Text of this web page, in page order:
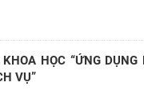
HỌC “ỨNG
VỤ”